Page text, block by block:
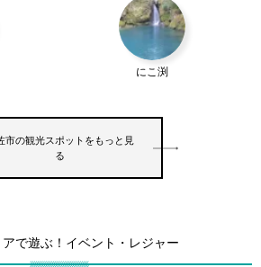
にこ渕
市の観光スポットをもっと見
る
で遊ぶ！イベント・レジャー